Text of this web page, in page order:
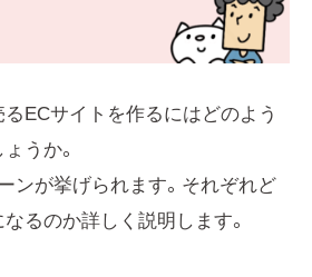
ECサイトを作るにはどのよう
うか。
ンが挙げられます。それぞれど
るのか詳しく説明します。